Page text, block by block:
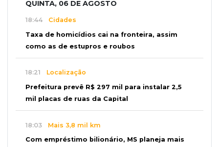
QUINTA, 06 DE AGOSTO
18:44 Cidades
Taxa de homicídios cai na fronteira, assim
como as de estupros e roubos
18:21 Localização
Prefeitura prevê R$ 297 mil para instalar 2,5
mil placas de ruas da Capital
18:03 Mais 3,8 mil km
Com empréstimo bilionário, MS planeja mais